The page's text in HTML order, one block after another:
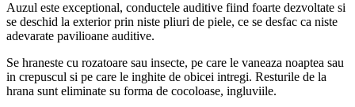
Auzul este exceptional, conductele auditive fiind foarte dezvoltate si
se deschid la exterior prin niste pliuri de piele, ce se desfac ca niste
adevarate pavilioane auditive.
Se hraneste cu rozatoare sau insecte, pe care le vaneaza noaptea sau
in crepuscul si pe care le inghite de obicei intregi. Resturile de la
hrana sunt eliminate su forma de cocoloase, ingluviile.